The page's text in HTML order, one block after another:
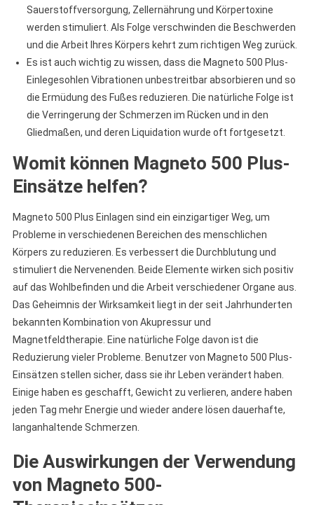
Sauerstoffversorgung, Zellernährung und Körpertoxine
werden stimuliert. Als Folge verschwinden die Beschwerden
und die Arbeit Ihres Körpers kehrt zum richtigen Weg zurück.
Es ist auch wichtig zu wissen, dass die Magneto 500 Plus-
Einlegesohlen Vibrationen unbestreitbar absorbieren und so
die Ermüdung des Fußes reduzieren. Die natürliche Folge ist
die Verringerung der Schmerzen im Rücken und in den
Gliedmaßen, und deren Liquidation wurde oft fortgesetzt.
Womit können Magneto 500 Plus-
Einsätze helfen?
Magneto 500 Plus Einlagen sind ein einzigartiger Weg, um
Probleme in verschiedenen Bereichen des menschlichen
Körpers zu reduzieren. Es verbessert die Durchblutung und
stimuliert die Nervenenden. Beide Elemente wirken sich positiv
auf das Wohlbefinden und die Arbeit verschiedener Organe aus.
Das Geheimnis der Wirksamkeit liegt in der seit Jahrhunderten
bekannten Kombination von Akupressur und
Magnetfeldtherapie. Eine natürliche Folge davon ist die
Reduzierung vieler Probleme. Benutzer von Magneto 500 Plus-
Einsätzen stellen sicher, dass sie ihr Leben verändert haben.
Einige haben es geschafft, Gewicht zu verlieren, andere haben
jeden Tag mehr Energie und wieder andere lösen dauerhafte,
langanhaltende Schmerzen.
Die Auswirkungen der Verwendung
von Magneto 500-